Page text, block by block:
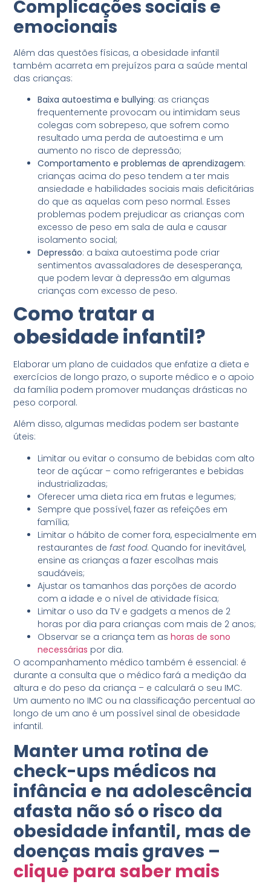
Complicações sociais e
emocionais
Além das questões físicas, a obesidade infantil
também acarreta em prejuízos para a saúde mental
das crianças:
Baixa autoestima e bullying: as crianças
frequentemente provocam ou intimidam seus
colegas com sobrepeso, que sofrem como
resultado uma perda de autoestima e um
aumento no risco de depressão;
Comportamento e problemas de aprendizagem:
crianças acima do peso tendem a ter mais
ansiedade e habilidades sociais mais deficitárias
do que as aquelas com peso normal. Esses
problemas podem prejudicar as crianças com
excesso de peso em sala de aula e causar
isolamento social;
Depressão: a baixa autoestima pode criar
sentimentos avassaladores de desesperança,
que podem levar à depressão em algumas
crianças com excesso de peso.
Como tratar a
obesidade infantil?
Elaborar um plano de cuidados que enfatize a dieta e
exercícios de longo prazo, o suporte médico e o apoio
da família podem promover mudanças drásticas no
peso corporal.
Além disso, algumas medidas podem ser bastante
úteis:
Limitar ou evitar o consumo de bebidas com alto
teor de açúcar – como refrigerantes e bebidas
industrializadas;
Oferecer uma dieta rica em frutas e legumes;
Sempre que possível, fazer as refeições em
família;
Limitar o hábito de comer fora, especialmente em
restaurantes defast food. Quando for inevitável,
ensine as crianças a fazer escolhas mais
saudáveis;
Ajustar os tamanhos das porções de acordo
com a idade e o nível de atividade física;
Limitar o uso da TV e gadgets a menos de 2
horas por dia para crianças com mais de 2 anos;
Observar se a criança tem ashoras de sono
necessárias por dia.
O acompanhamento médico também é essencial: é
durante a consulta que o médico fará a medição da
altura e do peso da criança – e calculará o seu IMC.
Um aumento no IMC ou na classificação percentual ao
longo de um ano é um possível sinal de obesidade
infantil.
Manter uma rotina de
check-ups médicos na
infância e na adolescência
afasta não só o risco da
obesidade infantil, mas de
doenças mais graves –
clique para saber mais